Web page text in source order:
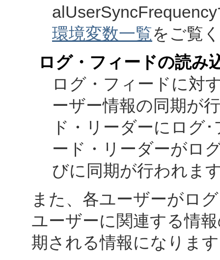
環境変数一覧をご覧
ログ・フィードの読み
ログ・フィードに対
ーザー情報の同期が
ド・リーダーにログ
ード・リーダーがロ
びに同期が行われま
また、各ユーザーがロ
ユーザーに関連する情
期される情報になりま